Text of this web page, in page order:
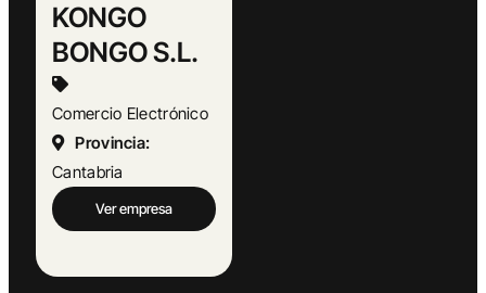
KONGO
BONGO S.L.
Comercio Electrónico
Provincia:
Cantabria
Ver empresa